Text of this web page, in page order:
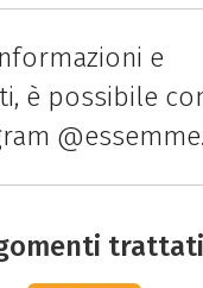
e
è possibile
trattati